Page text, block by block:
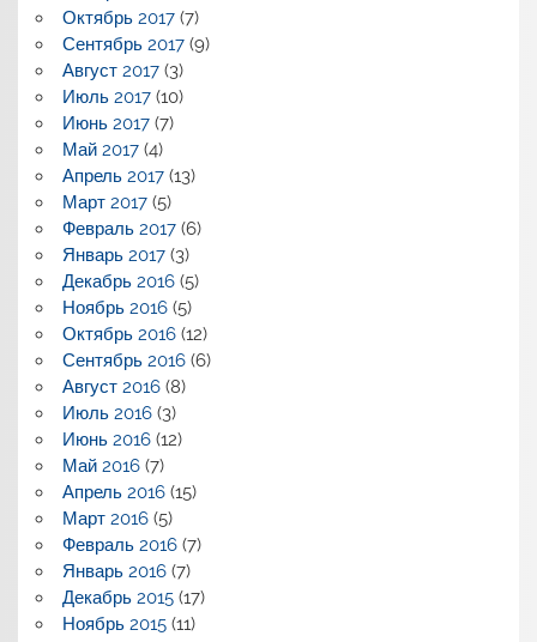
Октябрь 2017(7)
Сентябрь 2017(9)
Август 2017(3)
Июль 2017(10)
Июнь 2017(7)
Май 2017(4)
Апрель 2017(13)
Март 2017(5)
Февраль 2017(6)
Январь 2017(3)
Декабрь 2016(5)
Ноябрь 2016(5)
Октябрь 2016(12)
Сентябрь 2016(6)
Август 2016(8)
Июль 2016(3)
Июнь 2016(12)
Май 2016(7)
Апрель 2016(15)
Март 2016(5)
Февраль 2016(7)
Январь 2016(7)
Декабрь 2015(17)
Ноябрь 2015(11)